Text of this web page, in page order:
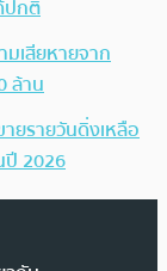
ปกติ
มเสียหายจาก
ล้าน
ยรายวันดิ่งเหลือ
2026